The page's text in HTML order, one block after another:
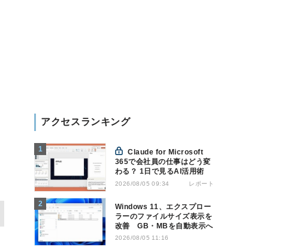
アクセスランキング
Claude for Microsoft
365で会社員の仕事はどう変
わる？ 1日で見るAI活用術
2026/08/05 09:34 レポート
Windows 11、エクスプロー
ラーのファイルサイズ表示を
改善 GB・MBを自動表示へ
2026/08/05 11:16